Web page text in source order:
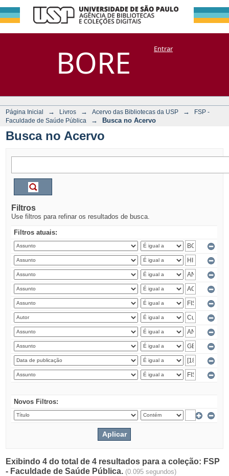
BORE
Busca no Acervo
DSpace/Manakin + CoriscoEntrar
Página Inicial → Livros → Acervo das Bibliotecas da USP →
FSP -
Faculdade de Saúde Pública
→ Busca no Acervo
Busca no Acervo
Filtros
Use filtros para refinar os resultados de busca.
Filtros atuais:
Novos Filtros:
Exibindo 4 do total de 4 resultados para a coleção: FSP
- Faculdade de Saúde Pública. (0.095 segundos)